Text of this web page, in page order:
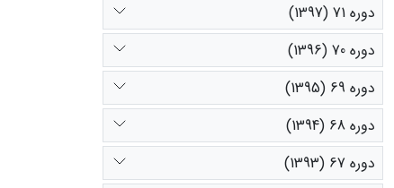
دوره 71 (1397)
دوره 70 (1396)
دوره 69 (1395)
دوره 68 (1394)
دوره 67 (1393)